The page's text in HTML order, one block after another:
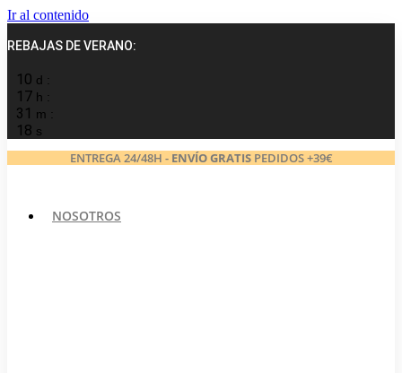
Ir al contenido
REBAJAS DE VERANO:
10 d :
17 h :
31 m :
17 s
ENTREGA 24/48H - ENVÍO GRATISPEDIDOS +39€
NOSOTROS